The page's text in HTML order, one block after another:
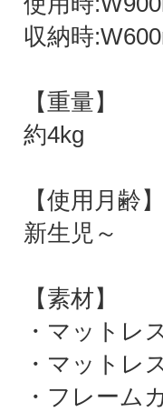
収納時
【重量】
約4kg
【使用月齢】
新生児～
【素材】
・マットレ
・マットレ
・フレーム